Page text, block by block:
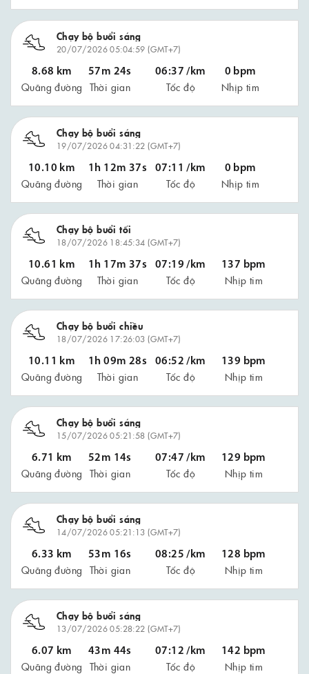
Chạy bộ buổi sáng
20/07/2026 05:04:59 (GMT+7)
8.68 km
Quãng đường
57m 24s
Thời gian
06:37 /km
Tốc độ
0 bpm
Nhịp tim
Chạy bộ buổi sáng
19/07/2026 04:31:22 (GMT+7)
10.10 km
Quãng đường
1h 12m 37s
Thời gian
07:11 /km
Tốc độ
0 bpm
Nhịp tim
Chạy bộ buổi tối
18/07/2026 18:45:34 (GMT+7)
10.61 km
Quãng đường
1h 17m 37s
Thời gian
07:19 /km
Tốc độ
137 bpm
Nhịp tim
Chạy bộ buổi chiều
18/07/2026 17:26:03 (GMT+7)
10.11 km
Quãng đường
1h 09m 28s
Thời gian
06:52 /km
Tốc độ
139 bpm
Nhịp tim
Chạy bộ buổi sáng
15/07/2026 05:21:58 (GMT+7)
6.71 km
Quãng đường
52m 14s
Thời gian
07:47 /km
Tốc độ
129 bpm
Nhịp tim
Chạy bộ buổi sáng
14/07/2026 05:21:13 (GMT+7)
6.33 km
Quãng đường
53m 16s
Thời gian
08:25 /km
Tốc độ
128 bpm
Nhịp tim
Chạy bộ buổi sáng
13/07/2026 05:28:22 (GMT+7)
6.07 km
Quãng đường
43m 44s
Thời gian
07:12 /km
Tốc độ
142 bpm
Nhịp tim